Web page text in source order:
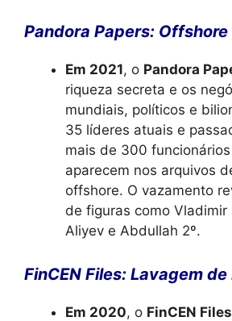
Pandora Papers:
Em 2021, o Pandora
riqueza secreta e os
mundiais, políticos e
35 líderes atuais e
mais de 300
aparecem nos arquivos
offshore. O vazamento
de figuras como Vladimir
Aliyev e Abdullah 2º.
FinCEN Files: Lavagem
Em 2020, o FinCEN Files